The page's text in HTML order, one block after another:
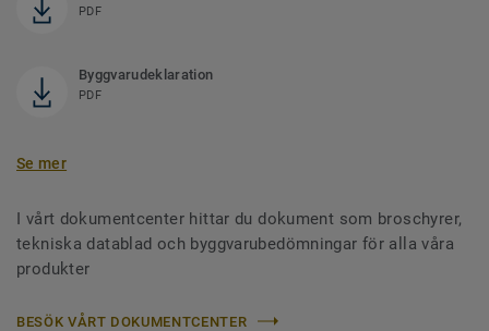
PDF
Byggvarudeklaration
PDF
Se mer
I vårt dokumentcenter hittar du dokument som broschyrer,
tekniska datablad och byggvarubedömningar för alla våra
produkter
BESÖK VÅRT DOKUMENTCENTER